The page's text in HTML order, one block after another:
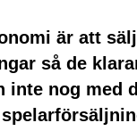
är att
så de
inte nog med